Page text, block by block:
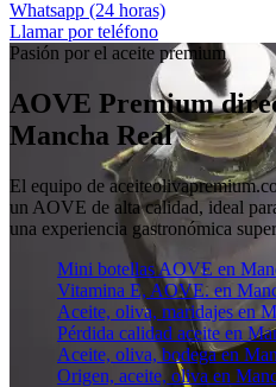
Whatsapp (24 horas)
Llamar por teléfono
Pasión por el aceite premium
AOVE Premium
Mancha Real
El equipo de
un AOVE de alta calidad, ideal
una experiencia gastronómica
Mini botellas AOVE en
Vitamina E, AOVE. en
Aceite, oliva, maridajes en
Pérdida calidad aceite en
Aceite, oliva, bodega en
Origen, aceite, oliva en